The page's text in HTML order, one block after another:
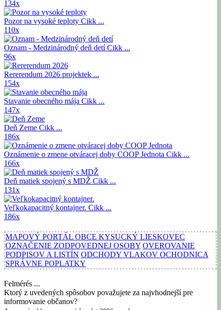
134x
Pozor na vysoké teploty Cikk ...
110x
Oznam - Medzinárodný deň detíCikk ...
96x
Rererendum 2026 projektek ...
154x
Stavanie obecného mája Cikk ...
147x
Deň Zeme Cikk ...
186x
Oznámenie o zmene otváracej doby COOP Jednota Cikk ...
166x
Deň matiek spojený s MDŽ Cikk ...
131x
Veľkokapacitný kontajner. Cikk ...
186x
MAPOVÝ PORTÁL OBCE KYSUCKÝ LIESKOVEC
OZNAČENIE ZODPOVEDNEJ OSOBY OVEROVANIE
PODPISOV A LISTÍN ODCHODY VLAKOV OCHODNICA
SPRÁVNE POPLATKY
Felmérés ...
Ktorý z uvedených spôsobov považujete za najvhodnejší pre
informovanie občanov?